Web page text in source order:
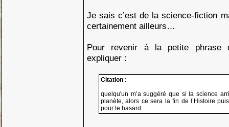
Je sais c’est de la science-fiction
certainement ailleurs…
Pour revenir à la petite phrase
expliquer :
Citation :
quelqu'un m’a suggéré que si la science
planète, alors ce sera la fin de l’Histoire
pour le hasard